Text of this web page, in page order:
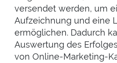
versendet werden, um
Aufzeichnung und eine
ermöglichen. Dadurch
Auswertung des
von Online-Marketing-